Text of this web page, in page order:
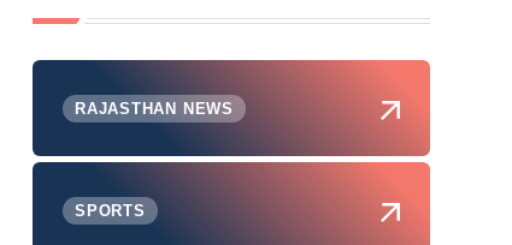
RAJASTHAN NEWS
SPORTS